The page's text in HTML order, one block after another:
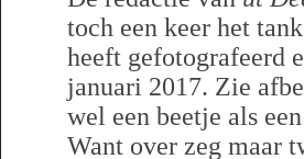
toch een keer het
heeft gefotografeerd
januari 2017. Zie
wel een beetje als
Want over zeg maar